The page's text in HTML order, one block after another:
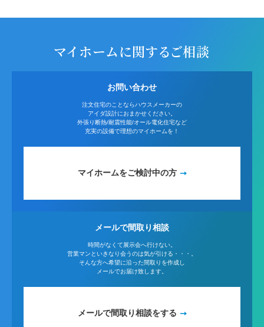
マイホームに関するご相談
お問い合わせ
注文住宅のことならハウスメーカーの
アイダ設計におまかせください。
外張り断熱/耐震性能/オール電化住宅など
充実の設備で理想のマイホームを！
マイホームをご検討中の方
メールで間取り相談
時間がなくて展示会へ行けない。
営業マンといきなり会うのは気が引ける・・・。
そんな方へ希望に沿った間取りを作成し
メールでお届け致します。
メールで間取り相談をする